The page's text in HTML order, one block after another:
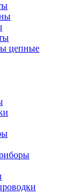
цепные